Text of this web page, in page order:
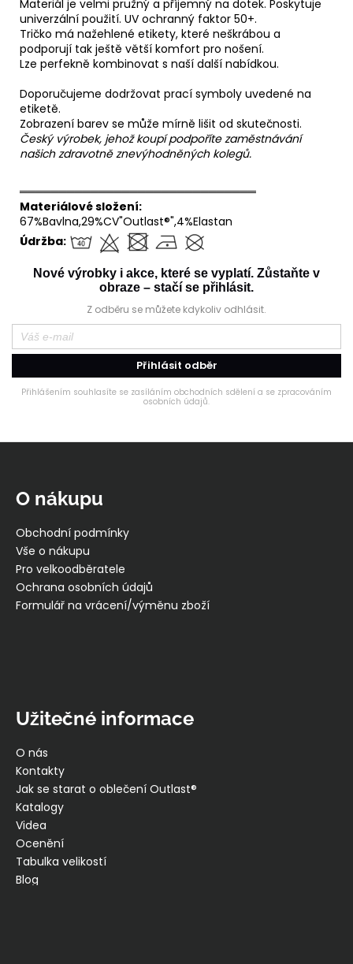
Materiál je velmi pružný a příjemný na dotek. Poskytuje
univerzální použití. UV ochranný faktor 50+.
Tričko má nažehlené etikety, které neškrábou a
podporují tak ještě větší komfort pro nošení.
Lze perfekně kombinovat s naší další nabídkou.
Doporučujeme dodržovat prací symboly uvedené na
etiketě.
Zobrazení barev se může mírně lišit od skutečnosti.
Český výrobek, jehož koupí podpoříte zaměstnávání
našich zdravotně znevýhodněných kolegů.
══════════════════════════════
Materiálové složení:
67%Bavlna,29%CV"Outlast®",4%Elastan
Údržba:
Nové výrobky i akce, které se vyplatí. Zůstaňte v
obraze – stačí se přihlásit.
Z odběru se můžete kdykoliv odhlásit.
Přihlásit odběr
Přihlášením souhlasíte se zasíláním obchodních sdělení a se zpracováním
osobních údajů.
O nákupu
Obchodní podmínky
Vše o nákupu
Pro velkoodběratele
Ochrana osobních údajů
Formulář na vrácení/výměnu zboží
Užitečné informace
O nás
Kontakty
Jak se starat o oblečení Outlast®
Katalogy
Videa
Ocenění
Tabulka velikostí
Blog